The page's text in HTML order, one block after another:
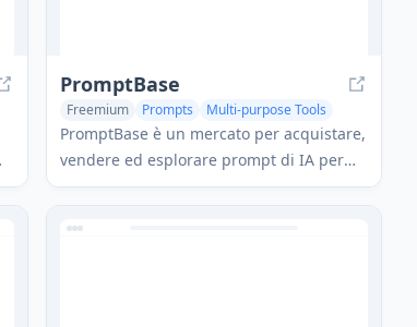
PromptBase
Freemium Prompts Multi-purpose Tools
PromptBase è un mercato per acquistare,
vendere ed esplorare prompt di IA per
modelli come Midjourney, ChatGPT, DALL-